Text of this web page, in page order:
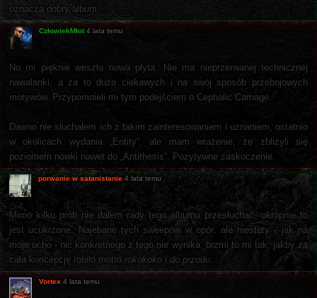
oznacza dobry album.
CzłowiekMłot 4 lata temu
No mi pięknie weszła nowa płyta. Nie ma nieprzerwanej technicznej
nawalanki, a za to dużo ciekawych i na swój sposób przebojowych
motywów. Przypomnieli mi tym podejściem o Cephalic Carnage.
Dawno nie słuchałem ich z takim zainteresowaniem i uznaniem, ostatnio
w okolicach wydania „Entity”, ale mam wrażenie, że zbliżyli się
poziomem nówki nawet do „Antithesis”. Pozytywne zaskoczenie.
porwanie w satanistanie 4 lata temu
Mimo kilku prób nie dałem rady tego albumu przesłuchać, okropnie to
jest ucukrzone. Najebane tych sweepów w opór, ale niestety - jak na
moje ucho - nic konkretnego z tego nie wynika, brzmi to mi tak, jakby za
cała koncepcję robiło motto rokokoko i do przodu
Vortex 4 lata temu